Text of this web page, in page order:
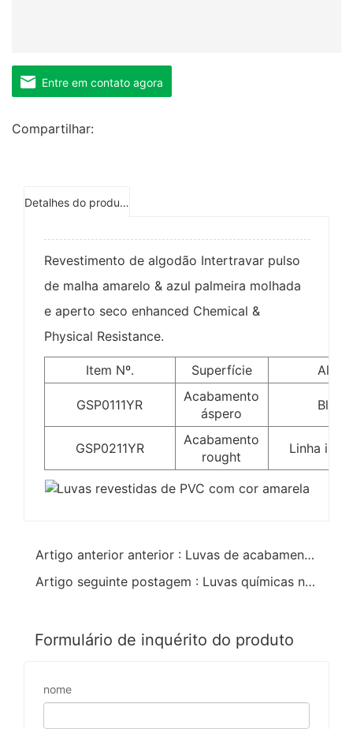
Entre em contato agora
Compartilhar:
Detalhes do produto
Revestimento de algodão Intertravar pulso
de malha amarelo & azul palmeira molhada
e aperto seco enhanced Chemical &
Physical Resistance.
Item Nº. Superfície
GSP0111YR
Acabamento
áspero
GSP0211YR
Acabamento
rought
Linha
Artigo anterior anterior : Luvas de acabamento ásperas de PVC preto totalmente revestidas
Artigo seguinte postagem : Luvas químicas nitirle verdes
Formulário de inquérito do produto
nome